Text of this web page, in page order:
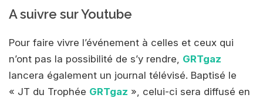
A suivre sur Youtube
Pour faire vivre l’événement à celles et ceux qui
n’ont pas la possibilité de s’y rendre, GRTgaz
lancera également un journal télévisé. Baptisé le
« JT du Trophée GRTgaz », celui-ci sera diffusé en